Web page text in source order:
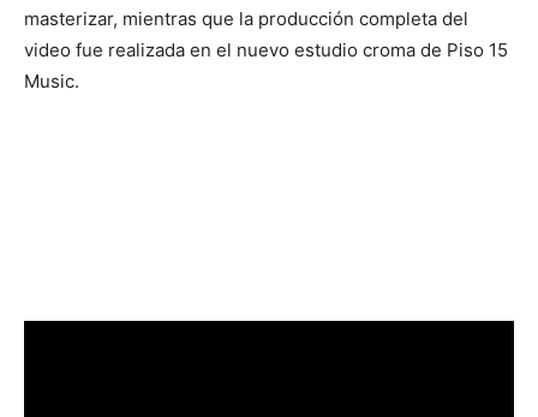
masterizar, mientras que la producción completa del
video fue realizada en el nuevo estudio croma de Piso 15
Music.